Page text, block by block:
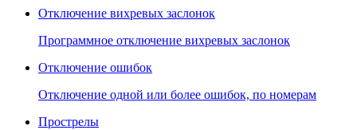
Отключение вихревых заслонок
Программное отключение вихревых заслонок
Отключение ошибок
Отключение одной или более ошибок, по номерам
Прострелы